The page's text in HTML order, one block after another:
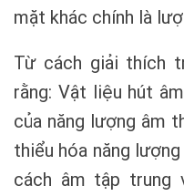
mặt khác chính là
Từ cách giải thích
rằng: Vật liệu hút
của năng lượng âm
thiểu hóa năng
cách âm tập trung